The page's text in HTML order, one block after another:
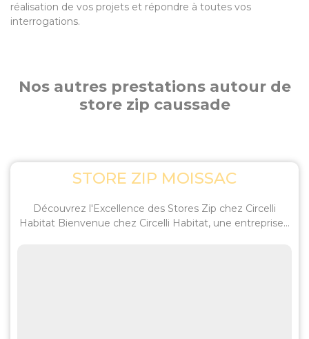
réalisation de vos projets et répondre à toutes vos
interrogations.
Nos autres prestations autour de
store zip caussade
STORE ZIP MOISSAC
Découvrez l'Excellence des Stores Zip chez Circelli
Habitat Bienvenue chez Circelli Habitat, une entreprise...